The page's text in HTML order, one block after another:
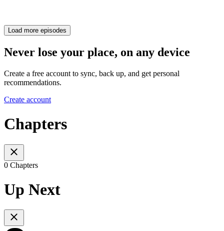
Load more episodes
Never lose your place, on any device
Create a free account to sync, back up, and get personal
recommendations.
Create account
Chapters
0 Chapters
Up Next